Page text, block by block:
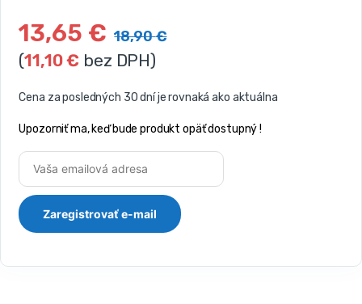
13,65 € 18,90€
(11,10€ bez DPH)
Cena za posledných 30 dní je rovnaká ako aktuálna
Upozorniť ma, keď bude produkt opäť dostupný !